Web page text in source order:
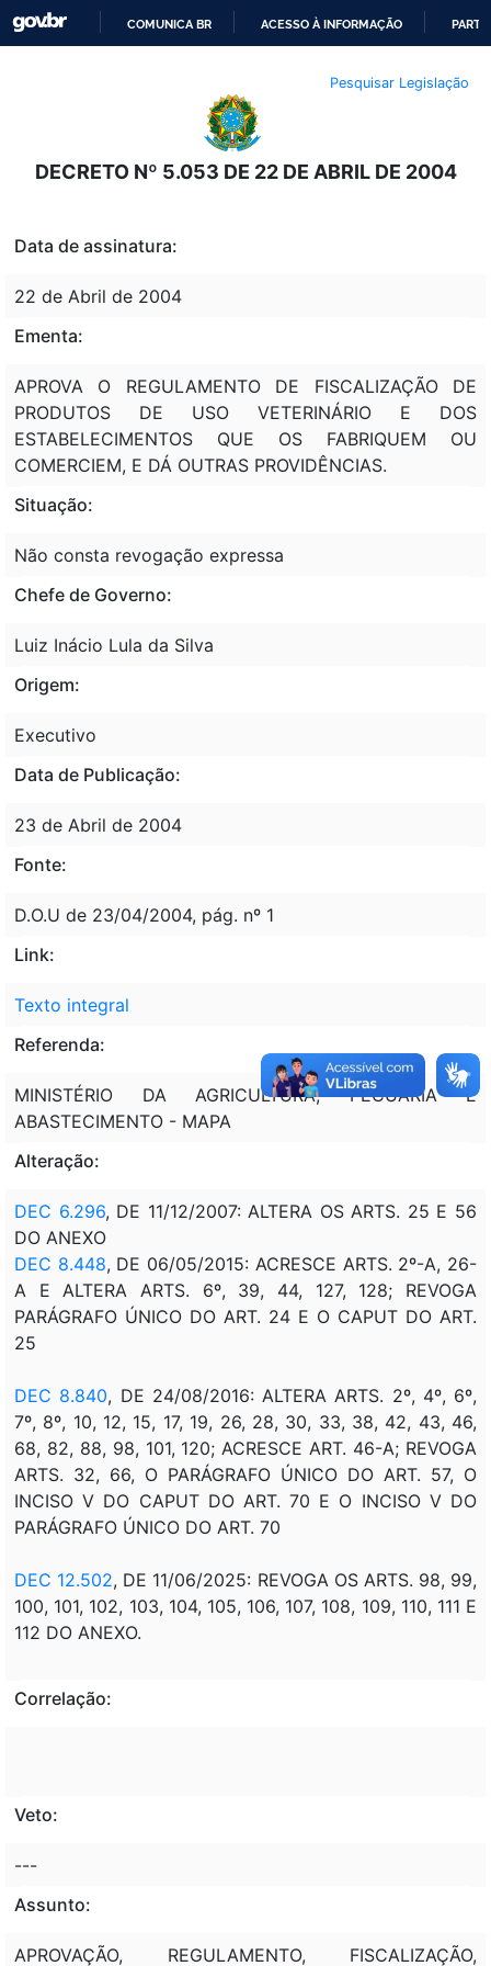
O
CONTEÚDO
COMUNICA BR ACESSO À INFORMAÇÃO
Pesquisar Legislação
DECRETO Nº 5.053 DE 22 DE ABRIL DE 2004
Data de assinatura:
22 de Abril de 2004
Ementa:
APROVA O REGULAMENTO DE FISCALIZAÇÃO DE
PRODUTOS DE USO VETERINÁRIO E DOS
ESTABELECIMENTOS QUE OS FABRIQUEM OU
COMERCIEM, E DÁ OUTRAS PROVIDÊNCIAS.
Situação:
Não consta revogação expressa
Chefe de Governo:
Luiz Inácio Lula da Silva
Origem:
Executivo
Data de Publicação:
23 de Abril de 2004
Fonte:
D.O.U de 23/04/2004, pág. nº 1
Link:
Texto integral
Referenda:
MINISTÉRIO DA AGRICULTURA, PECUÁRIA E
ABASTECIMENTO - MAPA
Alteração:
DEC 6.296, DE 11/12/2007: ALTERA OS ARTS. 25 E 56
DO ANEXO
DEC 8.448, DE 06/05/2015: ACRESCE ARTS. 2º-A, 26-
A E ALTERA ARTS. 6º, 39, 44, 127, 128; REVOGA
PARÁGRAFO ÚNICO DO ART. 24 E O CAPUT DO ART.
25
DEC 8.840, DE 24/08/2016: ALTERA ARTS. 2º, 4º, 6º,
7º, 8º, 10, 12, 15, 17, 19, 26, 28, 30, 33, 38, 42, 43, 46,
68, 82, 88, 98, 101, 120; ACRESCE ART. 46-A; REVOGA
ARTS. 32, 66, O PARÁGRAFO ÚNICO DO ART. 57, O
INCISO V DO CAPUT DO ART. 70 E O INCISO V DO
PARÁGRAFO ÚNICO DO ART. 70
DEC 12.502, DE 11/06/2025: REVOGA OS ARTS. 98, 99,
100, 101, 102, 103, 104, 105, 106, 107, 108, 109, 110, 111 E
112 DO ANEXO.
Correlação:
Veto:
---
Assunto:
APROVAÇÃO, REGULAMENTO, FISCALIZAÇÃO,